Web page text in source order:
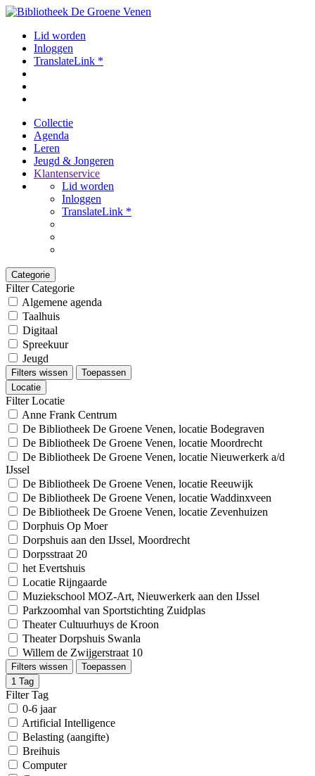
Lid worden
Inloggen
TranslateLink *
Collectie
Agenda
Leren
Jeugd & Jongeren
Klantenservice
Lid worden
Inloggen
TranslateLink *
Categorie
Filter Categorie
Algemene agenda
Taalhuis
Digitaal
Spreekuur
Jeugd
Filters wissen
Toepassen
Locatie
Filter Locatie
Anne Frank Centrum
De Bibliotheek De Groene Venen, locatie Bodegraven
De Bibliotheek De Groene Venen, locatie Moordrecht
De Bibliotheek De Groene Venen, locatie Nieuwerkerk a/d
IJssel
De Bibliotheek De Groene Venen, locatie Reeuwijk
De Bibliotheek De Groene Venen, locatie Waddinxveen
De Bibliotheek De Groene Venen, locatie Zevenhuizen
Dorphuis Op Moer
Dorpshuis aan den IJssel, Moordrecht
Dorpsstraat 20
het Evertshuis
Locatie Rijngaarde
Muziekschool MOZ-Art, Nieuwerkerk aan den IJssel
Parkzoomhal van Sportstichting Zuidplas
Theater Cultuurhuys de Kroon
Theater Dorpshuis Swanla
Willem de Zwijgerstraat 10
Filters wissen
Toepassen
1 Tag
Filter Tag
0-6 jaar
Artificial Intelligence
Belasting (aangifte)
Breihuis
Computer